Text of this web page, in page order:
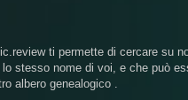
ti permette di cercare su
stesso nome di voi, e che può
albero genealogico .